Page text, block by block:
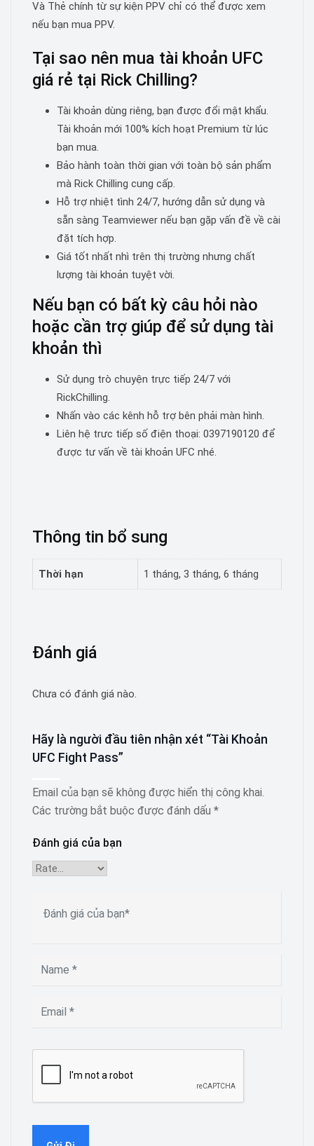
Và Thẻ chính từ sự kiện PPV chỉ có thể được xem
nếu bạn mua PPV.
Tại sao nên mua tài khoản UFC
giá rẻ tại Rick Chilling?
Tài khoản dùng riêng, bạn được đổi mật khẩu.
Tài khoản mới 100% kích hoạt Premium từ lúc
bạn mua.
Bảo hành toàn thời gian với toàn bộ sản phẩm
mà Rick Chilling cung cấp.
Hỗ trợ nhiệt tình 24/7, hướng dẫn sử dụng và
sẵn sàng Teamviewer nếu bạn gặp vấn đề về cài
đặt tích hợp.
Giá tốt nhất nhì trên thị trường nhưng chất
lượng tài khoản tuyệt vời.
Nếu bạn có bất kỳ câu hỏi nào
hoặc cần trợ giúp để sử dụng tài
khoản thì
Sử dụng trò chuyện trực tiếp 24/7 với
RickChilling.
Nhấn vào các kênh hỗ trợ bên phải màn hình.
Liên hệ trưc tiếp số điện thoại: 0397190120 để
được tư vấn về tài khoản UFC nhé.
Thông tin bổ sung
Thời hạn 1 tháng, 3 tháng, 6 tháng
Đánh giá
Chưa có đánh giá nào.
Hãy là người đầu tiên nhận xét “Tài Khoản
UFC Fight Pass”
Email của bạn sẽ không được hiển thị công khai.
Các trường bắt buộc được đánh dấu *
Đánh giá của bạn